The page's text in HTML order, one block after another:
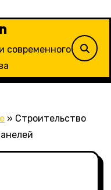
современного
» Строительство